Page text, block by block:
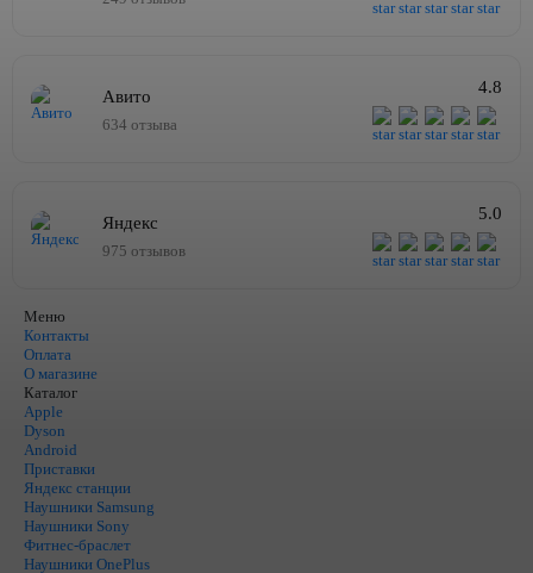
Авито
634 отзыва
4.8
Яндекс
975 отзывов
5.0
Меню
Контакты
Оплата
О магазине
Каталог
Apple
Dyson
Android
Приставки
Яндекс станции
Наушники Samsung
Наушники Sony
Фитнес-браслет
Наушники OnePlus